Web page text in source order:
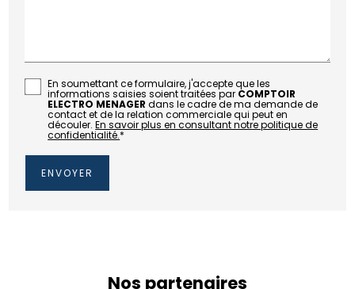
En soumettant ce formulaire, j'accepte que les
informations saisies soient traitées par COMPTOIR
ELECTRO MENAGER dans le cadre de ma demande de
contact et de la relation commerciale qui peut en
découler.En savoir plus en consultant notre politique de
confidentialité.*
Nos partenaires